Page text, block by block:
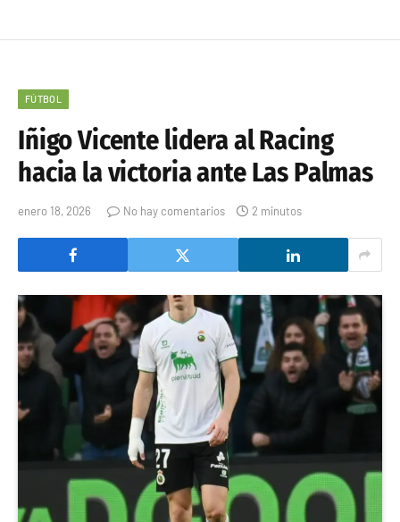
FÚTBOL
Iñigo Vicente lidera al Racing
hacia la victoria ante Las Palmas
enero 18, 2026 No hay comentarios 2 minutos